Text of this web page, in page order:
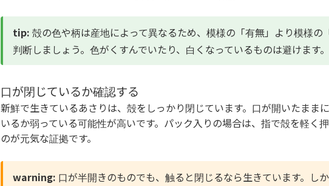
tip: 殻の色や柄は産地によって異なるため、模様の「有無」より模様の
判断しましょう。色がくすんでいたり、白くなっているものは避けます。
口が閉じているか確認する
新鮮で生きているあさりは、殻をしっかり閉じています。口が開いたまま
いるか弱っている可能性が高いです。パック入りの場合は、指で殻を軽く
のが元気な証拠です。
warning: 口が半開きのものでも、触ると閉じるなら生きています。し